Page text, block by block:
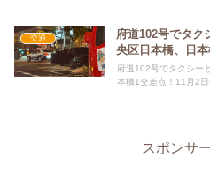
交通
府道102号でタク
央区日本橋、日
府道102号でタクシー
本橋1交差点！11月2日
スポンサ